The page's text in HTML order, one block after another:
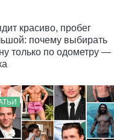
красиво, пробег
почему выбирать
только по одометру —